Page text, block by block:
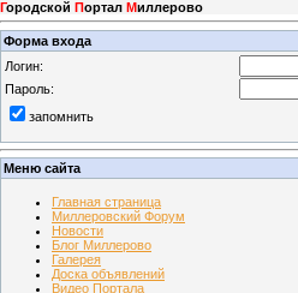
Городской Портал Миллерово
Форма входа
Логин:
Пароль:
запомнить
Меню сайта
Главная страница
Миллеровский Форум
Новости
Блог Миллерово
Галерея
Доска объявлений
Видео Портала